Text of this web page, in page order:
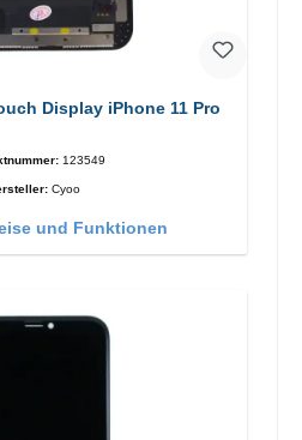
HD+ Incell Lcd + Touch Display iPhone 11 Pro
123549
Cyoo
und Funktionen